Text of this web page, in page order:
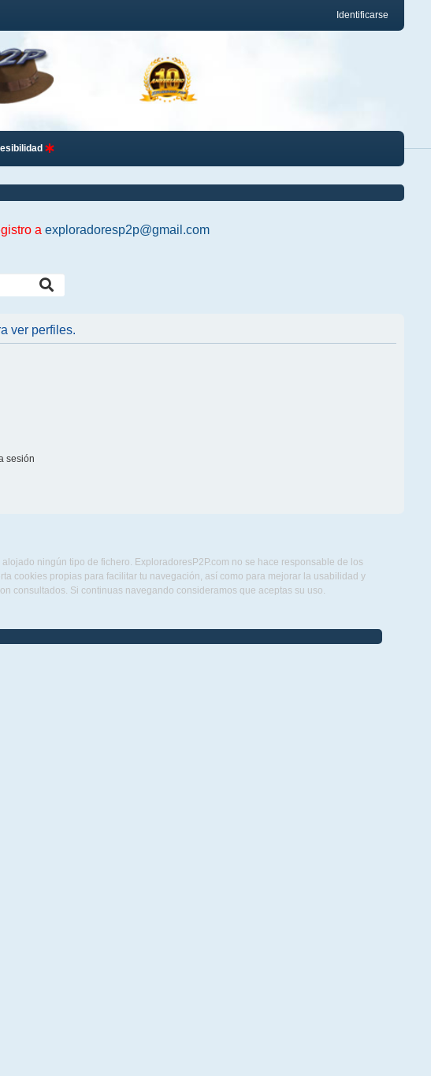
Identificarse
a exploradoresp2p@gmail.com
ver perfiles.
sesión
ningún tipo de fichero. ExploradoresP2P.com no se hace responsable de los
cookies propias para facilitar tu navegación, así como para mejorar la usabilidad y
consultados. Si continuas navegando consideramos que aceptas su uso.